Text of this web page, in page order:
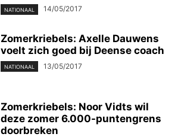
NATIONAAL 14/05/2017
Zomerkriebels: Axelle Dauwens
voelt zich goed bij Deense coach
NATIONAAL 13/05/2017
Zomerkriebels: Noor Vidts wil
deze zomer 6.000-puntengrens
doorbreken